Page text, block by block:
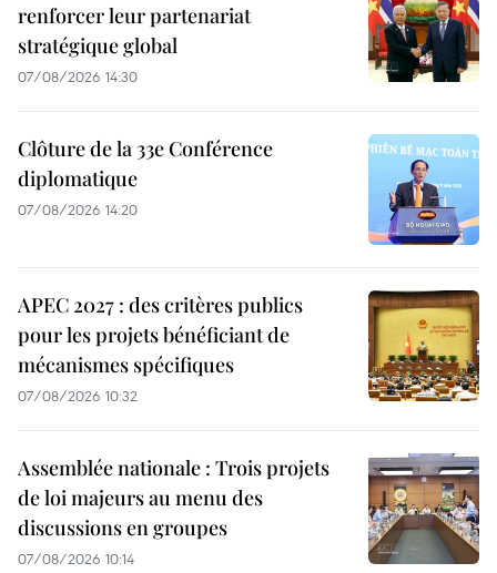
renforcer leur partenariat
stratégique global
07/08/2026 14:30
Clôture de la 33e Conférence
diplomatique
07/08/2026 14:20
APEC 2027 : des critères publics
pour les projets bénéficiant de
mécanismes spécifiques
07/08/2026 10:32
Assemblée nationale : Trois projets
de loi majeurs au menu des
discussions en groupes
07/08/2026 10:14